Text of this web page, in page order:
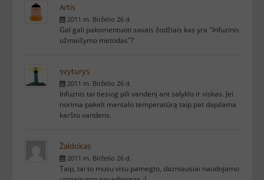
Artis
2011 m. Birželio 26 d.
Gal gali pakomentuoti savais žodžiais kas yra "Infuzinis
užmaišymo metodas"?
svyturys
2011 m. Birželio 26 d.
Infuznis tai tiesiog pili vandenį ant salyklo ir viskas. Jei
norima pakelt mentalo temperatūrą taip pat dapilama
karšto vandens.
Žaldokas
2011 m. Birželio 26 d.
Taip, tai to musu visu pamegto, dazniausiai naudojamo